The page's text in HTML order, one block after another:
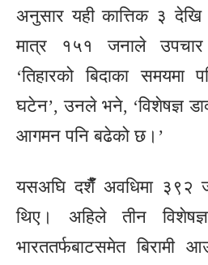
अनुसार यही कात्तिक ३
मात्र १५१ जनाले
‘तिहारको बिदाका समयमा
घटेन’, उनले भने, ‘विशेषज्ञ
आगमन पनि बढेको छ।’
यसअघि दशैंँ अवधिमा ३९२
थिए। अहिले तीन
भारततर्फबाटसमेत